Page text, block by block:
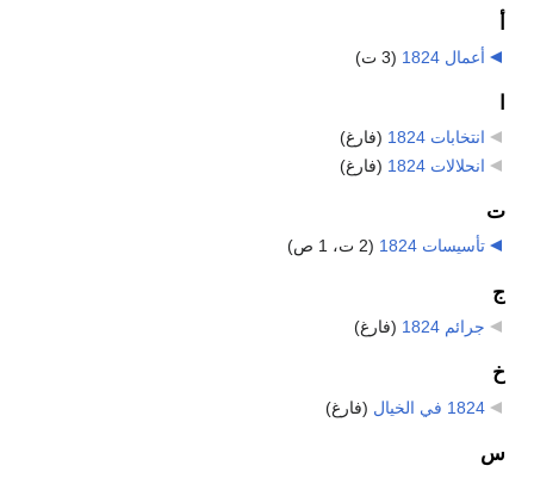
أعمال 1824 (3 ت)
انتخابات 1824
(فارغ)
انحلالات 1824
(فارغ)
ت
تأسيسات 1824 (2 ت، 1 ص)
ج
جرائم 1824 (فارغ)
خ
1824 في الخيال (فارغ)
س